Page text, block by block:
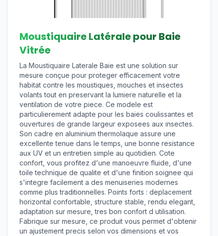
Moustiquaire Latérale pour Baie
Vitrée
La Moustiquaire Laterale Baie est une solution sur
mesure conçue pour proteger efficacement votre
habitat contre les moustiques, mouches et insectes
volants tout en preservant la lumiere naturelle et la
ventilation de votre piece. Ce modele est
particulierement adapte pour les baies coulissantes et
ouvertures de grande largeur exposees aux insectes.
Son cadre en aluminium thermolaque assure une
excellente tenue dans le temps, une bonne resistance
aux UV et un entretien simple au quotidien. Cote
confort, vous profitez d'une manoeuvre fluide, d'une
toile technique de qualite et d'une finition soignee qui
s'integre facilement a des menuiseries modernes
comme plus traditionnelles. Points forts : deplacement
horizontal confortable, structure stable, rendu elegant,
adaptation sur mesure, tres bon confort d utilisation.
Fabrique sur mesure, ce produit vous permet d'obtenir
un ajustement precis selon vos dimensions et vos